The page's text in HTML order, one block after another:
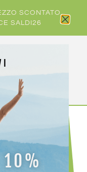
SCONTATO
SALDI26